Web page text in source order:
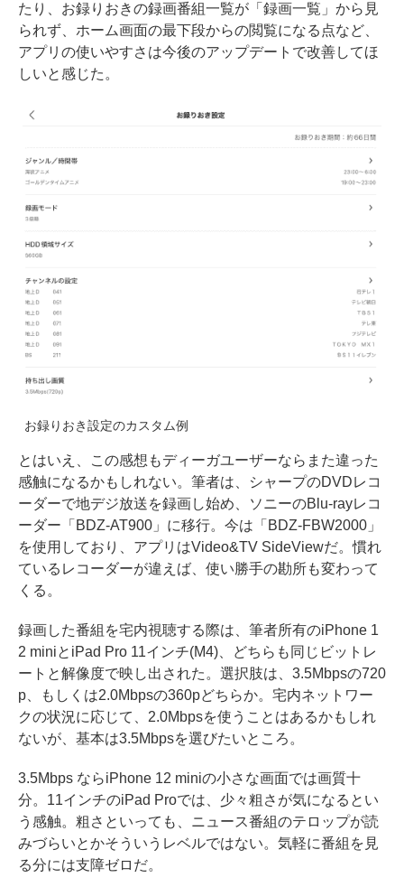
たり、お録りおきの録画番組一覧が「録画一覧」から見
られず、ホーム画面の最下段からの閲覧になる点など、
アプリの使いやすさは今後のアップデートで改善してほ
しいと感じた。
お録りおき設定のカスタム例
とはいえ、この感想もディーガユーザーならまた違った
感触になるかもしれない。筆者は、シャープのDVDレコ
ーダーで地デジ放送を録画し始め、ソニーのBlu-rayレコ
ーダー「BDZ-AT900」に移行。今は「BDZ-FBW2000」
を使用しており、アプリはVideo&TV SideViewだ。慣れ
ているレコーダーが違えば、使い勝手の勘所も変わって
くる。
録画した番組を宅内視聴する際は、筆者所有のiPhone 1
2 miniとiPad Pro 11インチ(M4)、どちらも同じビットレ
ートと解像度で映し出された。選択肢は、3.5Mbpsの720
p、もしくは2.0Mbpsの360pどちらか。宅内ネットワー
クの状況に応じて、2.0Mbpsを使うことはあるかもしれ
ないが、基本は3.5Mbpsを選びたいところ。
3.5Mbps ならiPhone 12 miniの小さな画面では画質十
分。11インチのiPad Proでは、少々粗さが気になるとい
う感触。粗さといっても、ニュース番組のテロップが読
みづらいとかそういうレベルではない。気軽に番組を見
る分には支障ゼロだ。